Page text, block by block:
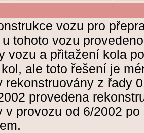
vozu pro
tohoto vozu
vozu a přitažení kola
ale toto řešení je
rekonstruovány z řady
provedena
v provozu od 6/2002